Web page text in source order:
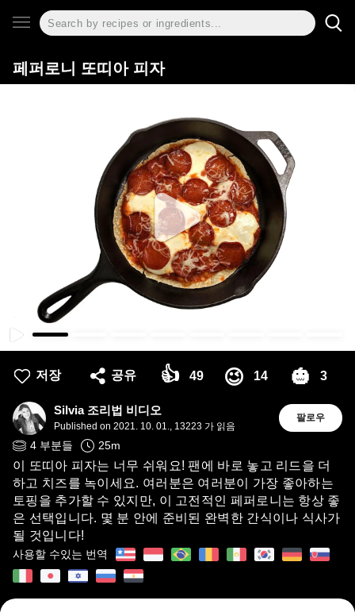
페퍼로니 또띠아 피자
저장 공유 👍 49 😉 14 🎃 3
Silvia 조리법 비디오
Published on 2021. 10. 01., 13223 가 읽음
팔로우
4 부분들 25m
이 또띠아 피자는 너무 쉬워요! 팬에 바로 놓고 리드을 더
하고 치즈를 녹이세요. 여러분은 여러분이 가장 좋아하는
토핑을 추가할 수 있지만, 이 고전적인 페퍼로니는 항상 좋
은 선택입니다. 몇 분 안에 준비된 완벽한 간식이나 식사가
될 것입니다!
사용할 수있는 번역